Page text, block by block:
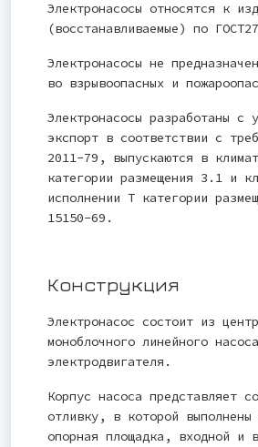
Электронасосы относятся к
(восстанавливаемые) по
Электронасосы не
во взрывоопасных и
Электронасосы разработаны с
экспорт в соответствии с
2011-79, выпускаются в
категории размещения 3.1 и
исполнении Т категории
15150-69.
Конструкция
Электронасос состоит из
моноблочного линейного
электродвигателя.
Корпус насоса представляет
отливку, в которой выполнены
опорная площадка, входной и